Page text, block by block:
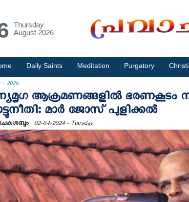
Thursday
August 2026
Daily Saints Meditation Purgatory
- 2026
ആക്രമണങ്ങളില്‍ ഭരണകൂടം
മാർ ജോസ് പുളിക്കൽ
02-04-2024 - Tuesday